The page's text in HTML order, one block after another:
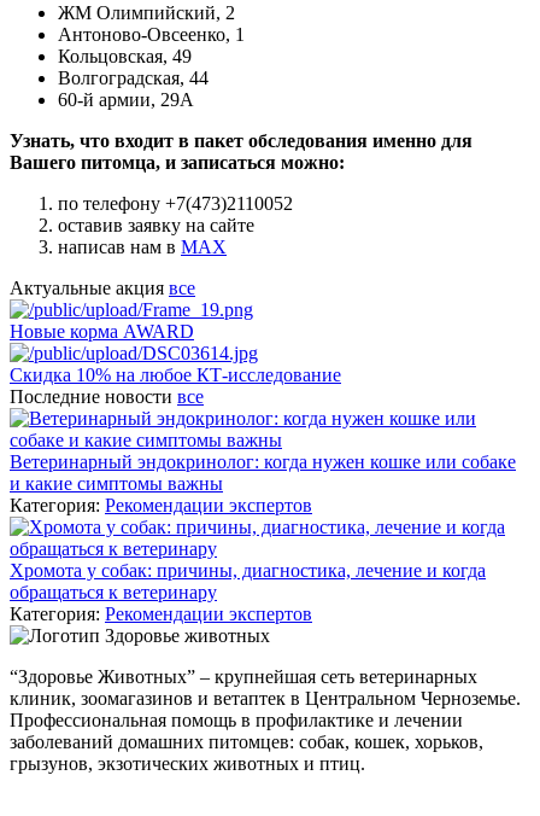
ЖМ Олимпийский, 2
Антоново-Овсеенко, 1
Кольцовская, 49
Волгоградская, 44
60-й армии, 29А
Узнать, что входит в пакет обследования именно для
Вашего питомца, и записаться можно:
по телефону +7(473)2110052
оставив заявку на сайте
написав нам в MAX
Актуальные акция все
Новые корма AWARD
Скидка 10% на любое КТ-исследование
Последние новости все
Ветеринарный эндокринолог: когда нужен кошке или собаке
и какие симптомы важны
Категория: Рекомендации экспертов
Хромота у собак: причины, диагностика, лечение и когда
обращаться к ветеринару
Категория: Рекомендации экспертов
“Здоровье Животных” – крупнейшая сеть ветеринарных
клиник, зоомагазинов и ветаптек в Центральном Черноземье.
Профессиональная помощь в профилактике и лечении
заболеваний домашних питомцев: собак, кошек, хорьков,
грызунов, экзотических животных и птиц.